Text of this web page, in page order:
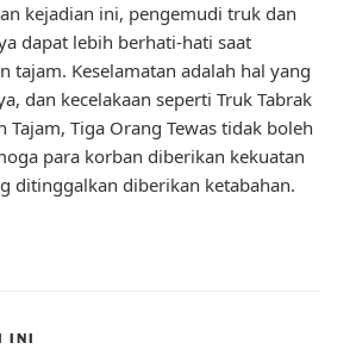
kejadian ini, pengemudi truk dan
dapat lebih berhati-hati saat
tajam. Keselamatan adalah hal yang
dan kecelakaan seperti Truk Tabrak
Tajam, Tiga Orang Tewas tidak boleh
para korban diberikan kekuatan
ditinggalkan diberikan ketabahan.
INI